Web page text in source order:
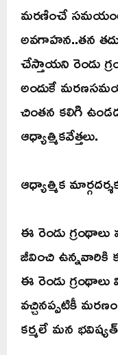
మరణించే సమయంలో
అవగాహన..తన
చేస్తాయని రెండు
అందుకే
చింతన కలిగి
ఆధ్యాత్మికవేత్తలు.
ఆధ్యాత్మిక
ఈ రెండు
జీవించి ఉన్నవారికి
ఈ రెండు గ్రంథాలు
వచ్చినప్పటికీ
కర్మలే మన